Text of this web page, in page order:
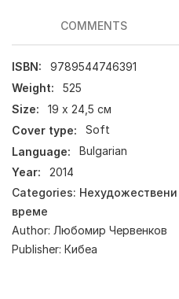
COMMENTS
ISBN:
9789544746391
Weight:
525
Size:
19 х 24,5 см
Cover type:
Soft
Language:
Bulgarian
Year:
2014
Categories:
време
Author: Любомир Червенков
Publisher: Кибеа